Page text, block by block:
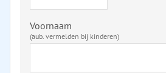
Voornaam
(aub. vermelden bij kinderen)